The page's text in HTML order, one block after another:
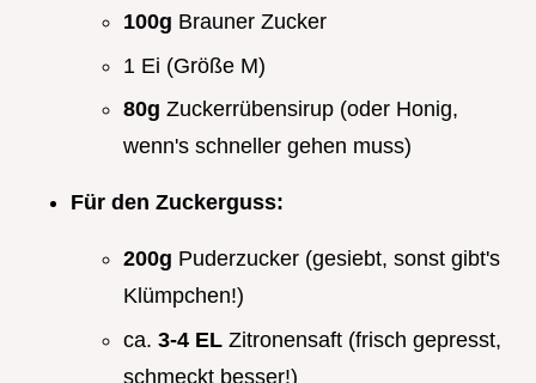
100g Brauner Zucker
1 Ei (Größe M)
80g Zuckerrübensirup (oder Honig,
wenn's schneller gehen muss)
Für den Zuckerguss:
200g Puderzucker (gesiebt, sonst gibt's
Klümpchen!)
ca. 3-4 EL Zitronensaft (frisch gepresst,
schmeckt besser!)